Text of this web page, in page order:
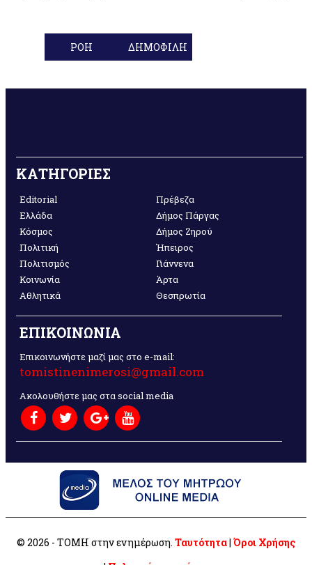
ΡΟΗ ΔΗΜΟΦΙΛΗ
ΚΑΤΗΓΟΡΙΕΣ
Editorial
Ελλάδα
Κόσμος
Πολιτική
Πολιτισμός
Κοινωνία
Αθλητικά
Πρέβεζα
Δήμος Πάργας
Δήμος Ζηρού
Ήπειρος
Γιάννενα
Άρτα
Θεσπρωτία
ΕΠΙΚΟΙΝΩΝΙΑ
Επικοινωνήστε μαζί μας στο e-mail:
tomistinenimerosi@gmail.com
Ακολουθήστε μας στα social media
© 2026 - ΤΟΜΗ στην ενημέρωση. Ταυτότητα| Όροι Χρήσης